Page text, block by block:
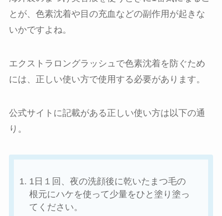
とが、色素沈着や目の充血などの副作用が起きな
いかですよね。
エクストラロングラッシュで色素沈着を防ぐため
には、正しい使い方で使用する必要があります。
公式サイトに記載がある正しい使い方は以下の通
り。
1日１回、夜の洗顔後に乾いたまつ毛の
根元にハケを使って少量をひと塗り塗っ
てください。